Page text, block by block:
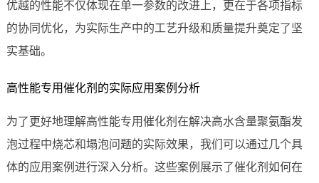
优越的性能不仅体现在单一参数的改进上，更在于各项指标
的协同优化，为实际生产中的工艺升级和质量提升奠定了坚
实基础。
高性能专用催化剂的实际应用案例分析
为了更好地理解高性能专用催化剂在解决高水含量聚氨酯发
泡过程中烧芯和塌泡问题的实际效果，我们可以通过几个具
体的应用案例进行深入分析。这些案例展示了催化剂如何在